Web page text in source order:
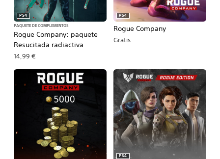
Rogue Company: paquete
Resucitada radiactiva
PS4
PAQUETE DE COMPLEMENTOS
14,99 €
Rogue Company
PS4
Gratis
PS4